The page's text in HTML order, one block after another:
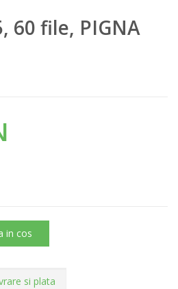
60 file, PIGNA
in cos
si plata